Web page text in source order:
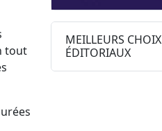
tout
MEILLEURS CHOIX
ÉDITORIAUX